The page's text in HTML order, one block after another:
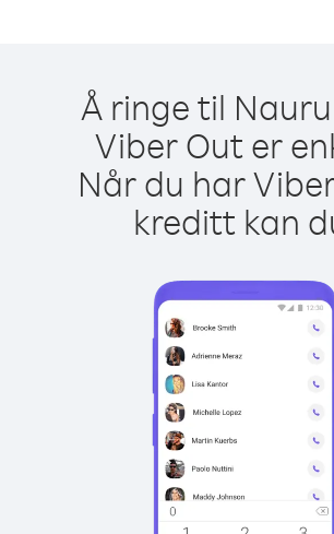
Å ringe til
Viber Out er
Når du har
kreditt kan